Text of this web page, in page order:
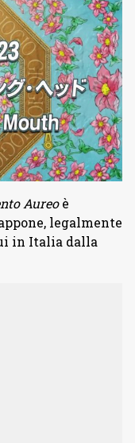
Aureoè
legalmente
in Italia dalla